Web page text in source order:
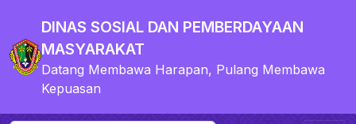
DINAS SOSIAL DAN PEMBERDAYAAN
MASYARAKAT
Datang Membawa Harapan, Pulang Membawa
Kepuasan